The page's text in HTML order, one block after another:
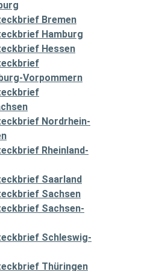
Bremen
Hamburg
Hessen
Vorpommern
Nordrhein-
Rheinland-
Saarland
Sachsen
Sachsen-
Schleswig-
Thüringen